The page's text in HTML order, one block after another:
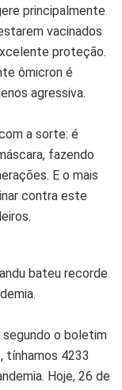
principalmente
vacinados
proteção.
ômicron é
agressiva.
a sorte: é
fazendo
E o mais
contra este
bateu recorde
segundo o boletim
tínhamos 4233
Hoje, 26 de